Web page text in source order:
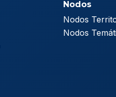
Nodos
Nodos
Nodos